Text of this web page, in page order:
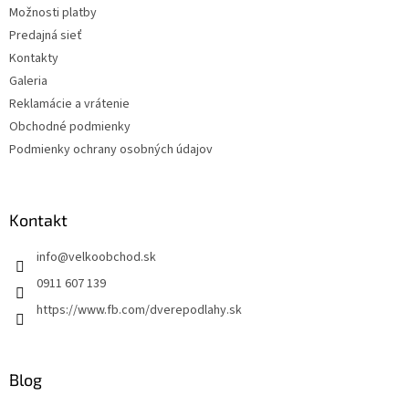
Možnosti platby
Predajná sieť
Kontakty
Galeria
Reklamácie a vrátenie
Obchodné podmienky
Podmienky ochrany osobných údajov
Kontakt
info@velkoobchod.sk
0911 607 139
https://www.fb.com/dverepodlahy.sk
Blog